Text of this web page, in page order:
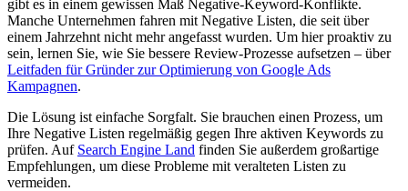
gibt es in einem gewissen Maß Negative-Keyword-Konflikte.
Manche Unternehmen fahren mit Negative Listen, die seit über
einem Jahrzehnt nicht mehr angefasst wurden. Um hier proaktiv zu
sein, lernen Sie, wie Sie bessere Review-Prozesse aufsetzen – über
Leitfaden für Gründer zur Optimierung von Google Ads
Kampagnen.
Die Lösung ist einfache Sorgfalt. Sie brauchen einen Prozess, um
Ihre Negative Listen regelmäßig gegen Ihre aktiven Keywords zu
prüfen. Auf Search Engine Land finden Sie außerdem großartige
Empfehlungen, um diese Probleme mit veralteten Listen zu
vermeiden.